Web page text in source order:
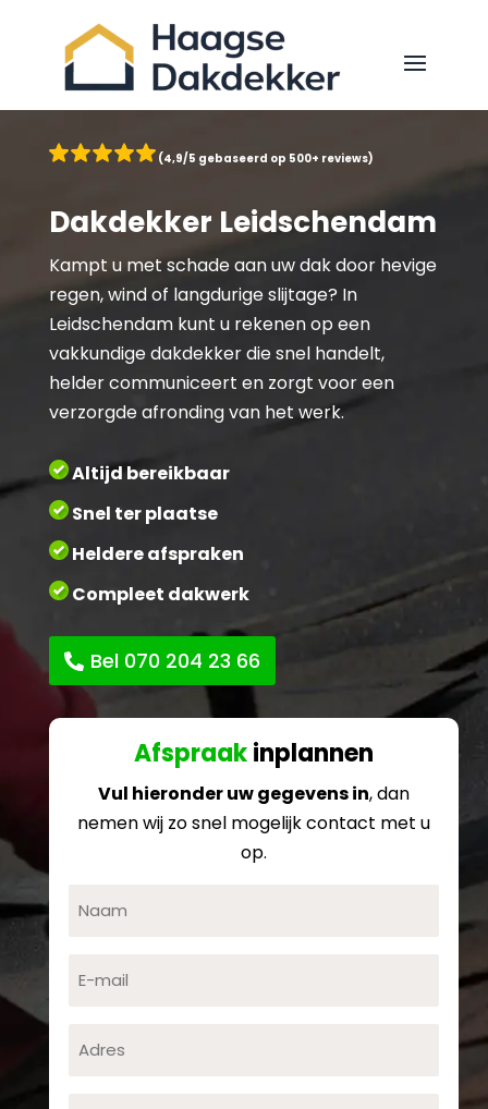
(4,9/5 gebaseerd op 500+ reviews)
Dakdekker Leidschendam
Kampt u met schade aan uw dak door hevige
regen, wind of langdurige slijtage? In
Leidschendam kunt u rekenen op een
vakkundige dakdekker die snel handelt,
helder communiceert en zorgt voor een
verzorgde afronding van het werk.
Altijd bereikbaar
Snel ter plaatse
Heldere afspraken
Compleet dakwerk
Bel 070 204 23 66
Afspraakinplannen
Vul hieronder uw gegevens in, dan
nemen wij zo snel mogelijk contact met u
op.